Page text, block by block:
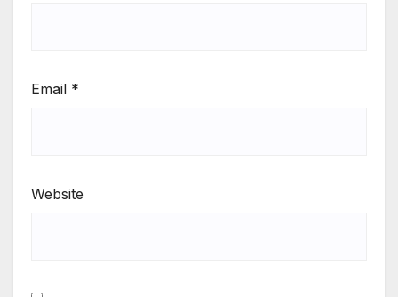
Email *
Website